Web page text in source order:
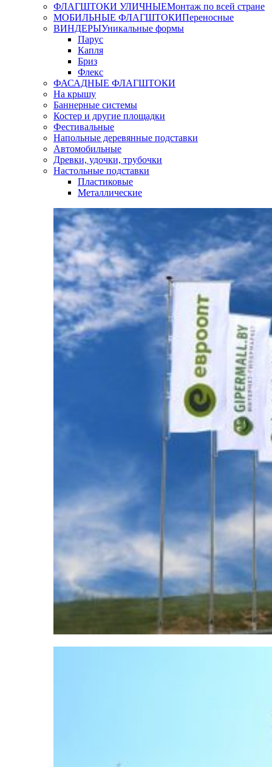
ФЛАГШТОКИ УЛИЧНЫЕМонтаж по всей стране
МОБИЛЬНЫЕ ФЛАГШТОКИПереносные
ВИНДЕРЫУникальные формы
Парус
Капля
Бриз
Флекс
ФАСАДНЫЕ ФЛАГШТОКИ
На крышу
Баннерные системы
Костер и другие площадки
Фестивальные
Напольные деревянные подставки
Автомобильные
Древки, удочки, трубочки
Настольные подставки
Пластиковые
Металлические